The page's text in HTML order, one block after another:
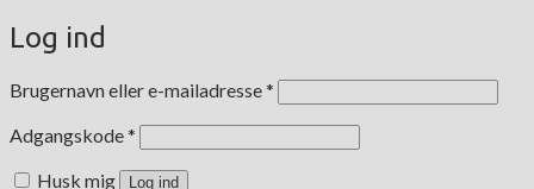
Log ind
Brugernavn eller e-mailadresse*
Adgangskode*
Husk mig Log ind